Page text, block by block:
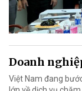
Doanh
Việt Nam đang